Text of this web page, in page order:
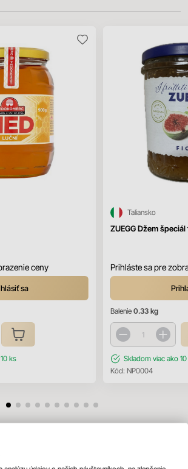
ceny
sa
ks
ZUEGG Džem
Taliansko
Prihláste sa pre
Balenie 0.33 kg
Skladom viac ako
Kód: NP0004
páčiť